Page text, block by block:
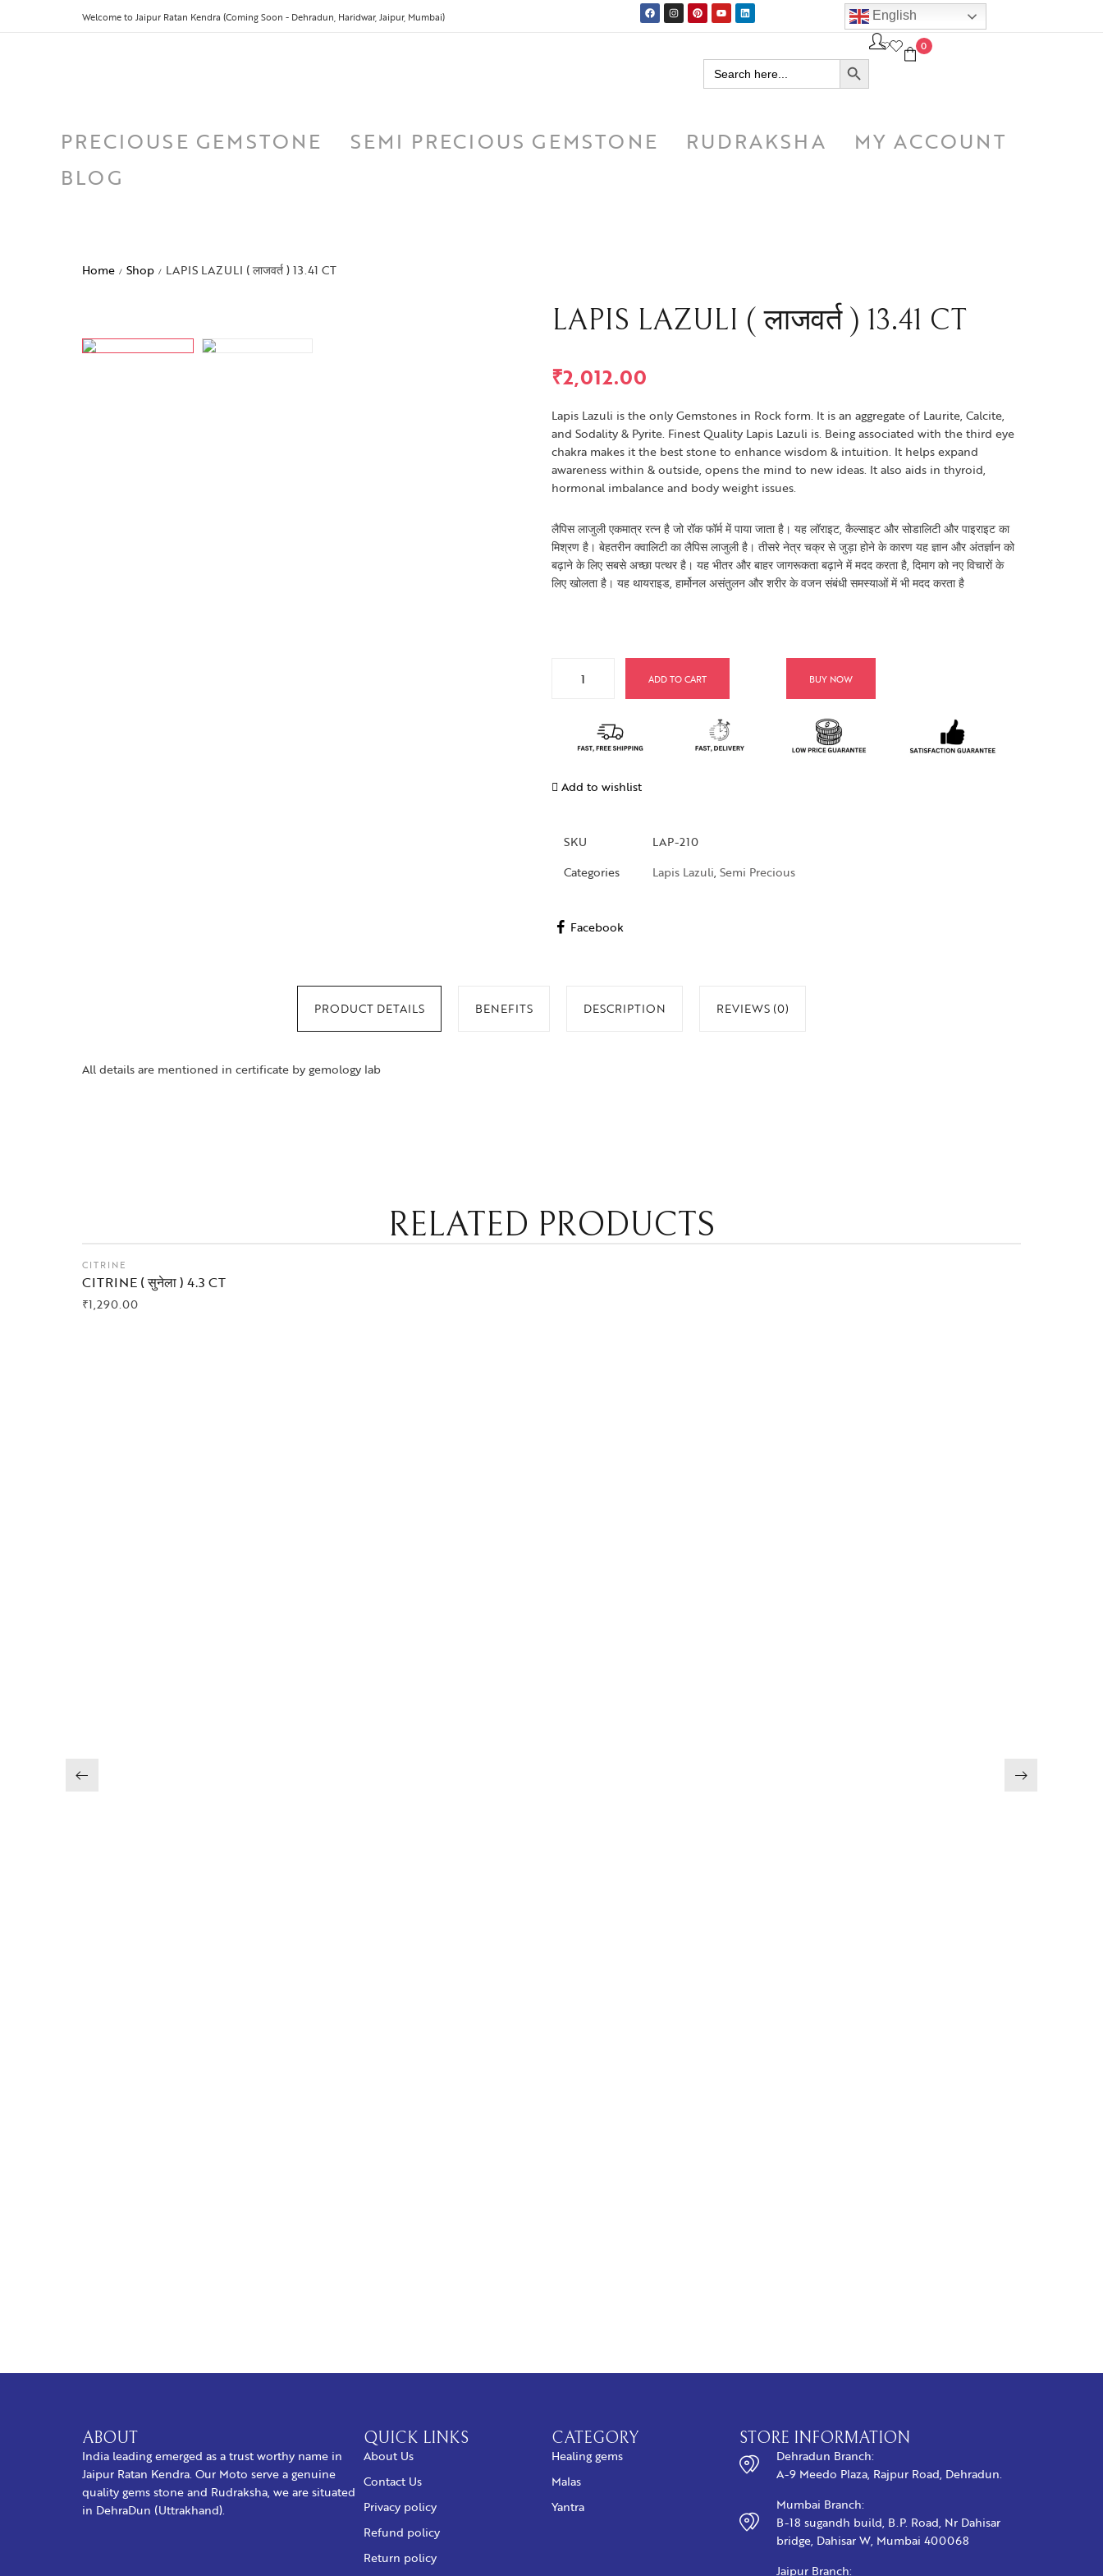
Welcome to Jaipur Ratan Kendra (Coming Soon - Dehradun, Haridwar, Jaipur, Mumbai) English
Search
for:
SEARCH BUTTON
0
PRECIOUSE GEMSTONE SEMI PRECIOUS GEMSTONE RUDRAKSHA
MY ACCOUNT
BLOG
Home / Shop / LAPIS LAZULI ( लाजवर्त ) 13.41 CT
LAPIS LAZULI ( लाजवर्त ) 13.41 CT
₹2,012.00
Lapis Lazuli is the only Gemstones in Rock form. It is an aggregate of Laurite, Calcite,
and Sodality & Pyrite. Finest Quality Lapis Lazuli is. Being associated with the third eye
chakra makes it the best stone to enhance wisdom & intuition. It helps expand
awareness within & outside, opens the mind to new ideas. It also aids in thyroid,
hormonal imbalance and body weight issues.
लैपिस लाजुली एकमात्र रत्न है जो रॉक फॉर्म में पाया जाता है। यह लॉराइट, कैल्साइट और सोडालिटी और पाइराइट का
मिश्रण है। बेहतरीन क्वालिटी का लैपिस लाजुली है। तीसरे नेत्र चक्र से जुड़ा होने के कारण यह ज्ञान और अंतर्ज्ञान को
बढ़ाने के लिए सबसे अच्छा पत्थर है। यह भीतर और बाहर जागरूकता बढ़ाने में मदद करता है, दिमाग को नए विचारों के
लिए खोलता है। यह थायराइड, हार्मोनल असंतुलन और शरीर के वजन संबंधी समस्याओं में भी मदद करता है
ADD TO CART BUY NOW
Add to wishlist
SKU
LAP-210
Categories
Lapis Lazuli, Semi Precious
Facebook
PRODUCT DETAILS BENEFITS DESCRIPTION REVIEWS (0)
All details are mentioned in certificate by gemology lab
RELATED PRODUCTS
CITRINE
CITRINE ( सुनेला ) 4.3 CT
₹1,290.00
ABOUT
India leading emerged as a trust worthy name in
Jaipur Ratan Kendra. Our Moto serve a genuine
quality gems stone and Rudraksha, we are situated
in DehraDun (Uttrakhand).
QUICK LINKS
About Us
Contact Us
Privacy policy
Refund policy
Return policy
CATEGORY
Healing gems
Malas
Yantra
STORE INFORMATION
Dehradun Branch:
A-9 Meedo Plaza, Rajpur Road, Dehradun.
Mumbai Branch:
B-18 sugandh build, B.P. Road, Nr Dahisar
bridge, Dahisar W, Mumbai 400068
Jaipur Branch: